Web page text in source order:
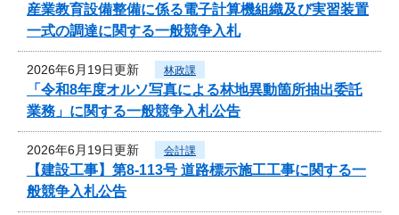
産業教育設備整備に係る電子計算機組織及び実習装置
一式の調達に関する一般競争入札
2026年6月19日更新 林政課
「令和8年度オルソ写真による林地異動箇所抽出委託
業務」に関する一般競争入札公告
2026年6月19日更新 会計課
【建設工事】第8-113号 道路標示施工工事に関する一
般競争入札公告